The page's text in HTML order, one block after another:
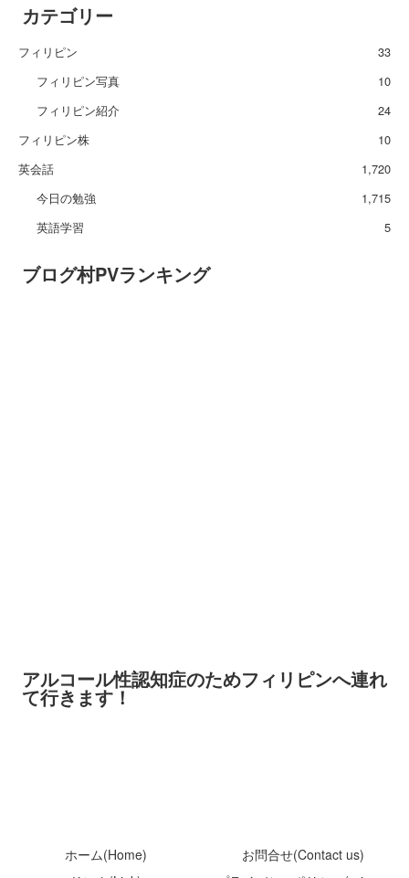
カテゴリー
フィリピン
33
フィリピン写真
10
フィリピン紹介
24
フィリピン株
10
英会話
1,720
今日の勉強
1,715
英語学習
5
ブログ村PVランキング
アルコール性認知症のためフィリピンへ連れ
て行きます！
ホーム(Home)
お問合せ(Contact us)